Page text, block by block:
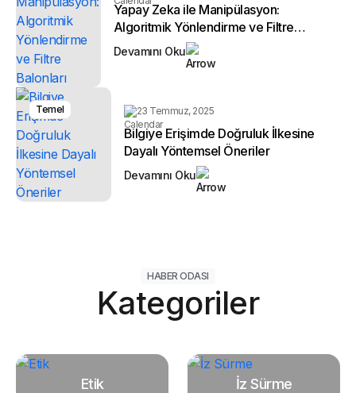
Yapay Zeka ile Manipülasyon:
Algoritmik Yönlendirme ve Filtre
Balonları
Devamını Oku
Temel 23 Temmuz, 2025
Bilgiye Erişimde Doğruluk İlkesine
Dayalı Yöntemsel Öneriler
Devamını Oku
HABER ODASI
Kategoriler
Etik İz Sürme